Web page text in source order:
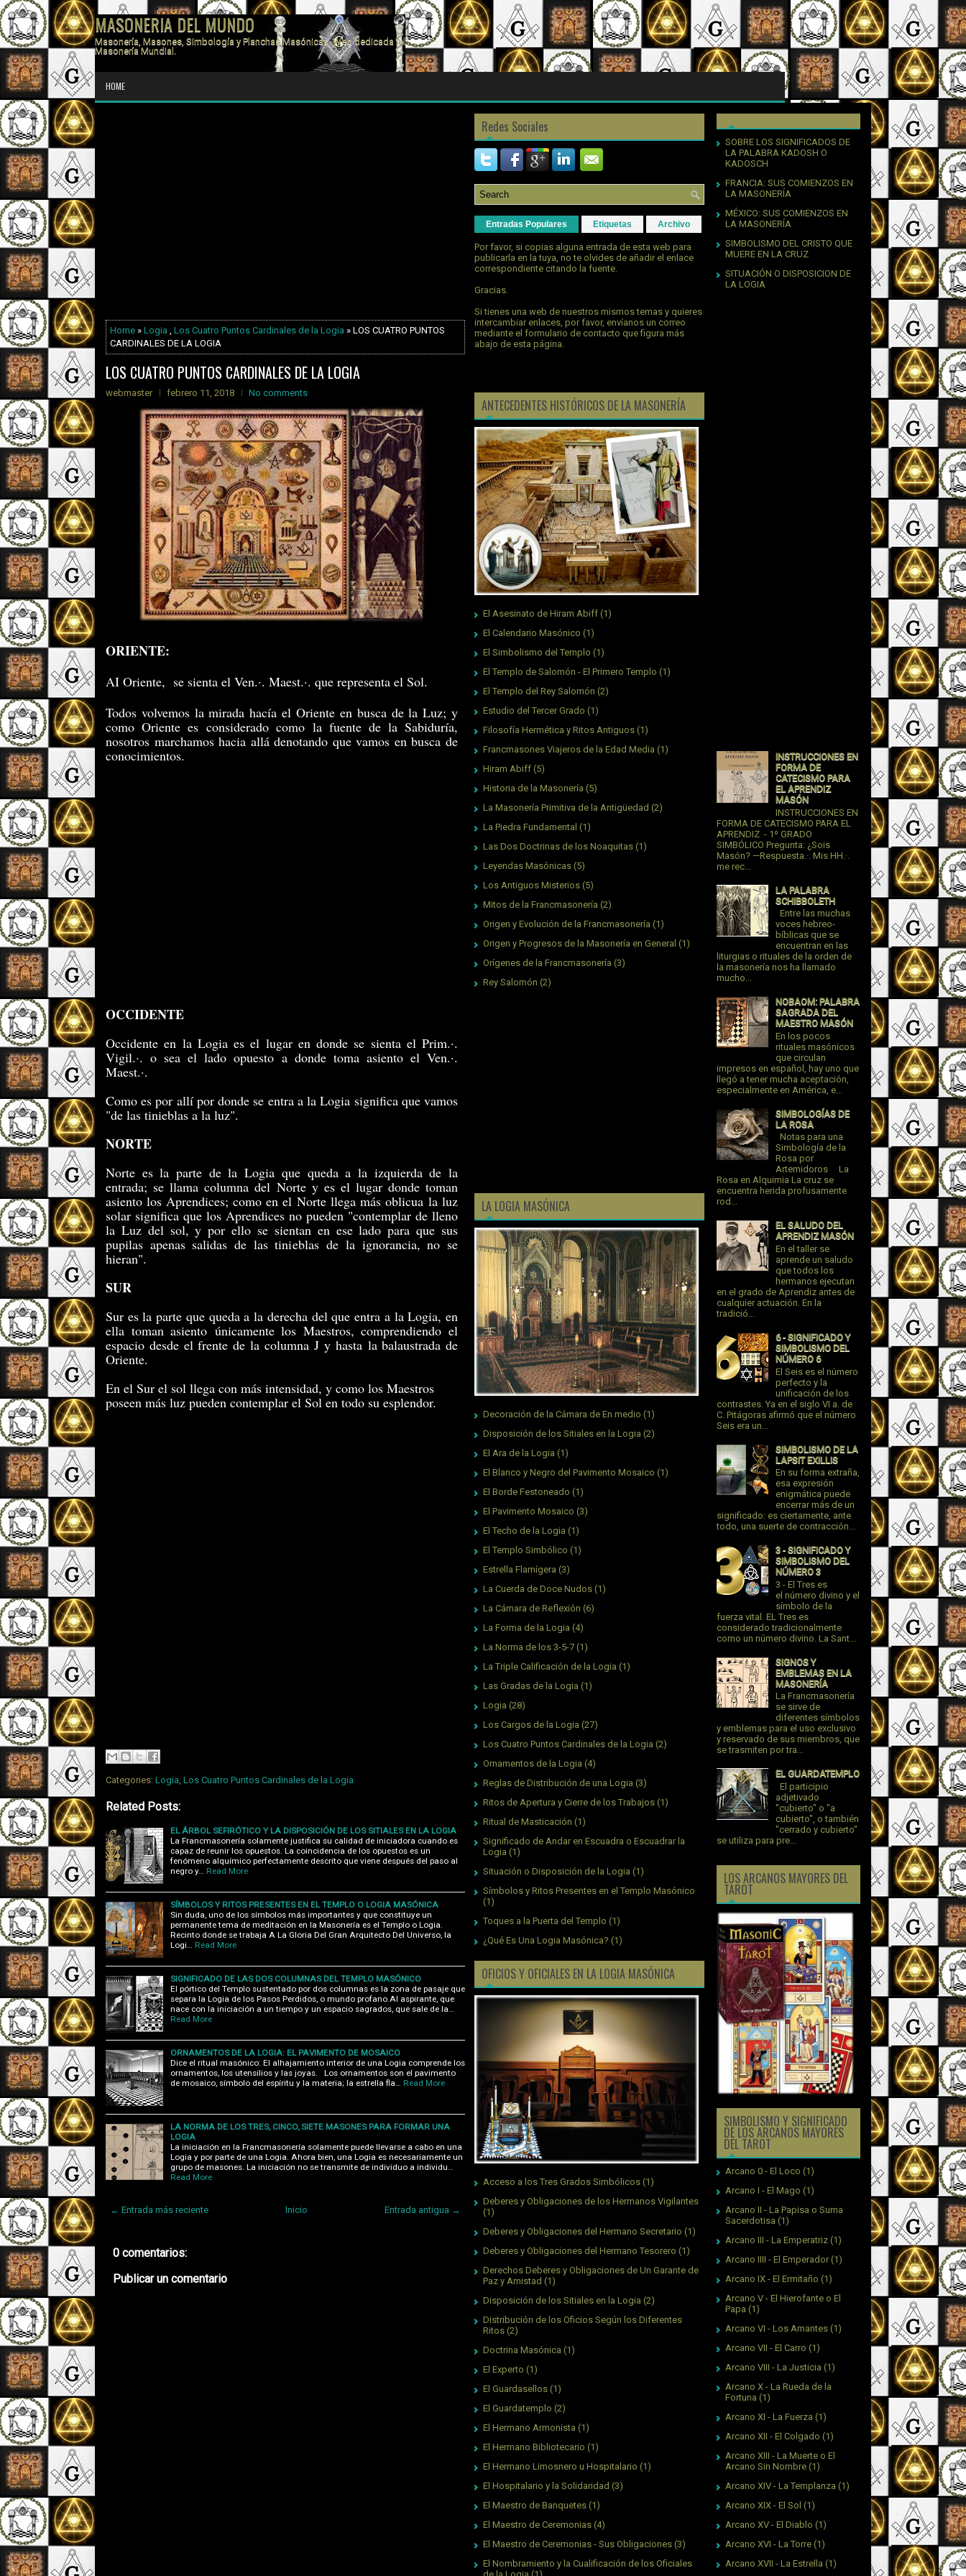
MASONERIA DEL MUNDO
Masonería, Masones, Simbología y Planchas Masónicas. Web dedicada a la
Masonería Mundial.
HOME
Home » Logia , Los Cuatro Puntos Cardinales de la Logia » LOS CUATRO PUNTOS
CARDINALES DE LA LOGIA
LOS CUATRO PUNTOS CARDINALES DE LA LOGIA
webmaster febrero 11, 2018 No comments
ORIENTE:
AI Oriente, se sienta el Ven.·. Maest.·. que representa el Sol.
Todos volvemos la mirada hacía el Oriente en busca de la Luz; y
como Oriente es considerado como la fuente de la Sabiduría,
nosotros marchamos hacia allá denotando que vamos en busca de
conocimientos.
OCCIDENTE
Occidente en la Logia es el lugar en donde se sienta el Prim.·.
Vigil.·. o sea el lado opuesto a donde toma asiento el Ven.·.
Maest.·.
Como es por allí por donde se entra a la Logia significa que vamos
"de las tinieblas a la luz".
NORTE
Norte es la parte de la Logia que queda a la izquierda de la
entrada; se llama columna del Norte y es el lugar donde toman
asiento los Aprendices; como en el Norte llega más oblicua la luz
solar significa que los Aprendices no pueden "contemplar de lleno
la Luz del sol, y por ello se sientan en ese lado para que sus
pupilas apenas salidas de las tinieblas de la ignorancia, no se
hieran".
SUR
Sur es la parte que queda a la derecha del que entra a la Logia, en
ella toman asiento únicamente los Maestros, comprendiendo el
espacio desde el frente de la columna J y hasta la balaustrada de
Oriente.
En el Sur el sol llega con más intensidad, y como los Maestros
poseen más luz pueden contemplar el Sol en todo su esplendor.
Categories: Logia Los Cuatro Puntos Cardinales de la Logia
Related Posts:
EL ÁRBOL SEFIRÓTICO Y LA DISPOSICIÓN DE LOS SITIALES EN LA LOGIA
La Francmasonería solamente justifica su calidad de iniciadora cuando es
capaz de reunir los opuestos. La coincidencia de los opuestos es un
fenómeno alquímico perfectamente descrito que viene después del paso al
negro y…
Read More
SÍMBOLOS Y RITOS PRESENTES EN EL TEMPLO O LOGIA MASÓNICA
Sin duda, uno de los símbolos más importantes y que constituye un
permanente tema de meditación en la Masonería es el Templo o Logia.
Recinto donde se trabaja A La Gloria Del Gran Arquitecto Del Universo, la
Logi…
Read More
SIGNIFICADO DE LAS DOS COLUMNAS DEL TEMPLO MASÓNICO
El pórtico del Templo sustentado por dos columnas es la zona de pasaje que
separa la Logia de los Pasos Perdidos, o mundo profano.Al aspirante, que
nace con la iniciación a un tiempo y un espacio sagrados, que sale de la…
Read More
ORNAMENTOS DE LA LOGIA: EL PAVIMENTO DE MOSAICO
Dice el ritual masónico: El alhajamiento interior de una Logia comprende los
ornamentos, los utensilios y las joyas. Los ornamentos son el pavimento
de mosaico, símbolo del espíritu y la materia; la estrella fla…
Read More
LA NORMA DE LOS TRES, CINCO, SIETE MASONES PARA FORMAR UNA
LOGIA
La iniciación en la Francmasonería solamente puede llevarse a cabo en una
Logia y por parte de una Logia. Ahora bien, una Logia es necesariamente un
grupo de masones. La iniciación no se transmite de individuo a individu…
Read More
← Entrada más reciente Entrada antigua →
Inicio
0 comentarios:
Publicar un comentario
Redes Sociales
Entradas Populares Etiquetas Archivo
Por favor, si copias alguna entrada de esta web para
publicarla en la tuya, no te olvides de añadir el enlace
correspondiente citando la fuente.
Gracias.
Si tienes una web de nuestros mismos temas y quieres
intercambiar enlaces, por favor, envíanos un correo
mediante el formulario de contacto que figura más
abajo de esta página.
ANTECEDENTES HISTÓRICOS DE LA MASONERÍA
El Asesinato de Hiram Abiff (1)
El Calendario Masónico (1)
El Simbolismo del Templo (1)
El Templo de Salomón - El Primero Templo (1)
El Templo del Rey Salomón (2)
Estudio del Tercer Grado (1)
Filosofía Hermética y Ritos Antiguos (1)
Francmasones Viajeros de la Edad Media (1)
Hiram Abiff (5)
Historia de la Masonería (5)
La Masonería Primitiva de la Antigüedad (2)
La Piedra Fundamental (1)
Las Dos Doctrinas de los Noaquitas (1)
Leyendas Masónicas (5)
Los Antiguos Misterios (5)
Mitos de la Francmasonería (2)
Origen y Evolución de la Francmasonería (1)
Origen y Progresos de la Masonería en General (1)
Orígenes de la Francmasonería (3)
Rey Salomón (2)
LA LOGIA MASÓNICA
Decoración de la Cámara de En medio (1)
Disposición de los Sitiales en la Logia (2)
El Ara de la Logia (1)
El Blanco y Negro del Pavimento Mosaico (1)
El Borde Festoneado (1)
El Pavimento Mosaico (3)
El Techo de la Logia (1)
El Templo Simbólico (1)
Estrella Flamígera (3)
La Cuerda de Doce Nudos (1)
La Cámara de Reflexión (6)
La Forma de la Logia (4)
La Norma de los 3-5-7 (1)
La Triple Calificación de la Logia (1)
Las Gradas de la Logia (1)
Logia (28)
Los Cargos de la Logia (27)
Los Cuatro Puntos Cardinales de la Logia (2)
Ornamentos de la Logia (4)
Reglas de Distribución de una Logia (3)
Ritos de Apertura y Cierre de los Trabajos (1)
Ritual de Masticación (1)
Significado de Andar en Escuadra o Escuadrar la
Logia (1)
Situación o Disposición de la Logia (1)
Símbolos y Ritos Presentes en el Templo Masónico
(1)
Toques a la Puerta del Templo (1)
¿Qué Es Una Logia Masónica? (1)
OFICIOS Y OFICIALES EN LA LOGIA MASÓNICA
Acceso a los Tres Grados Simbólicos (1)
Deberes y Obligaciones de los Hermanos Vigilantes
(1)
Deberes y Obligaciones del Hermano Secretario (1)
Deberes y Obligaciones del Hermano Tesorero (1)
Derechos Deberes y Obligaciones de Un Garante de
Paz y Amistad (1)
Disposición de los Sitiales en la Logia (2)
Distribución de los Oficios Según los Diferentes
Ritos (2)
Doctrina Masónica (1)
El Experto (1)
El Guardasellos (1)
El Guardatemplo (2)
El Hermano Armonista (1)
El Hermano Bibliotecario (1)
El Hermano Limosnero u Hospitalario (1)
El Hospitalario y la Solidaridad (3)
El Maestro de Banquetes (1)
El Maestro de Ceremonias (4)
El Maestro de Ceremonias - Sus Obligaciones (3)
El Nombramiento y la Cualificación de los Oficiales
SOBRE LOS SIGNIFICADOS DE
LA PALABRA KADOSH O
KADOSCH
FRANCIA: SUS COMIENZOS EN
LA MASONERÍA
MÉXICO: SUS COMIENZOS EN
LA MASONERÍA
SIMBOLISMO DEL CRISTO QUE
MUERE EN LA CRUZ
SITUACIÓN O DISPOSICION DE
LA LOGIA
INSTRUCCIONES EN
FORMA DE
CATECISMO PARA
EL APRENDIZ
MASÓN
INSTRUCCIONES EN
FORMA DE CATECISMO PARA EL
APRENDIZ - 1º GRADO
SIMBÓLICO Pregunta: ¿Sois
Masón? —Respuesta.·. Mis HH.·.
me rec...
LA PALABRA
SCHIBBOLETH
Entre las muchas
voces hebreo-
bíblicas que se
encuentran en las
liturgias o rituales de la orden de
la masonería nos ha llamado
mucho...
NOBAOM: PALABRA
SAGRADA DEL
MAESTRO MASÓN
En los pocos
rituales masónicos
que circulan
impresos en español, hay uno que
llegó a tener mucha aceptación,
especialmente en América, e...
SIMBOLOGÍAS DE
LA ROSA
Notas para una
Simbología de la
Rosa por
Artemidoros La
Rosa en Alquimia La cruz se
encuentra herida profusamente
rod...
EL SALUDO DEL
APRENDIZ MASÓN
En el taller se
aprende un saludo
que todos los
hermanos ejecutan
en el grado de Aprendiz antes de
cualquier actuación. En la
tradició...
6 - SIGNIFICADO Y
SIMBOLISMO DEL
NÚMERO 6
El Seis es el número
perfecto y la
unificación de los
contrastes. Ya en el siglo VI a. de
C. Pitágoras afirmó que el número
Seis era un...
SIMBOLISMO DE LA
LAPSIT EXILLIS
En su forma extraña,
esa expresión
enigmática puede
encerrar más de un
significado: es ciertamente, ante
todo, una suerte de contracción...
3 - SIGNIFICADO Y
SIMBOLISMO DEL
NÚMERO 3
3 - El Tres es
el número divino y el
símbolo de la
fuerza vital. EL Tres es
considerado tradicionalmente
como un número divino. La Sant...
SIGNOS Y
EMBLEMAS EN LA
MASONERÍA
La Francmasonería
se sirve de
diferentes símbolos
y emblemas para el uso exclusivo
y reservado de sus miembros, que
se trasmiten por tra...
EL GUARDATEMPLO
El participio
adjetivado
"cubierto" o "a
cubierto", o también
"cerrado y cubierto"
se utiliza para pre...
LOS ARCANOS MAYORES DEL
TAROT
SIMBOLISMO Y SIGNIFICADO
DE LOS ARCANOS MAYORES
DEL TAROT
Arcano 0 - El Loco (1)
Arcano I - El Mago (1)
Arcano II - La Papisa o Suma
Sacerdotisa (1)
Arcano III - La Emperatriz (1)
Arcano IIII - El Emperador (1)
Arcano IX - El Ermitaño (1)
Arcano V - El Hierofante o El
Papa (1)
Arcano VI - Los Amantes (1)
Arcano VII - El Carro (1)
Arcano VIII - La Justicia (1)
Arcano X - La Rueda de la
Fortuna (1)
Arcano XI - La Fuerza (1)
Arcano XII - El Colgado (1)
Arcano XIII - La Muerte o El
Arcano Sin Nombre (1)
Arcano XIV - La Templanza (1)
Arcano XIX - El Sol (1)
Arcano XV - El Diablo (1)
Arcano XVI - La Torre (1)
Arcano XVII - La Estrella (1)